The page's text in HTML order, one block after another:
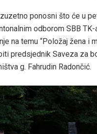
ponosni što će u
odborom SBB
na temu “Položaj žena i
predsjednik Saveza za
g. Fahrudin Radončić.